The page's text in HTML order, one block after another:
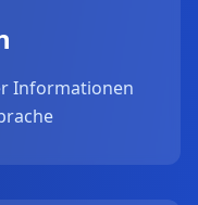
Informationen